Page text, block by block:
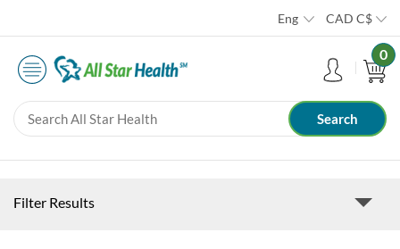
Eng CAD C$
0
Filter Results